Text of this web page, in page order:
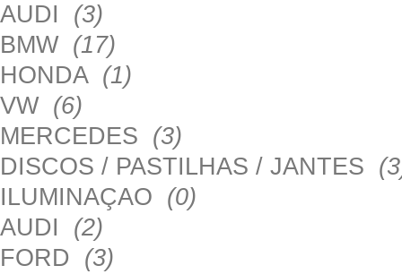
AUDI (3)
BMW (17)
HONDA (1)
VW (6)
MERCEDES (3)
DISCOS / PASTILHAS / JANTES
ILUMINAÇAO (0)
AUDI (2)
FORD (3)